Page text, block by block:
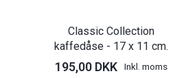
Classic Collection
kaffedåse - 17 x 11 cm.
195,00 DKK Inkl. moms